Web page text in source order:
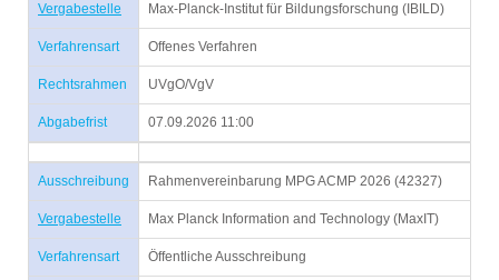
Vergabestelle Max-Planck-Institut für Bildungsforschung (IBILD)
Verfahrensart Offenes Verfahren
Rechtsrahmen UVgO/VgV
Abgabefrist 07.09.2026 11:00
Ausschreibung Rahmenvereinbarung MPG ACMP 2026 (42327)
Vergabestelle Max Planck Information and Technology (MaxIT)
Verfahrensart Öffentliche Ausschreibung